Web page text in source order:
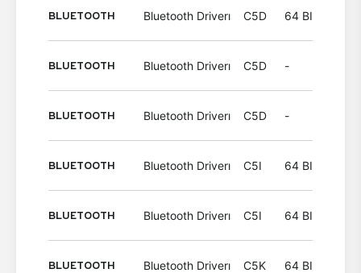
BLUETOOTH Bluetooth Driverı C5D 64 BIT
BLUETOOTH Bluetooth Driverı C5D -
BLUETOOTH Bluetooth Driverı C5D -
BLUETOOTH Bluetooth Driverı C5I 64 BIT
BLUETOOTH Bluetooth Driverı C5I 64 BIT
BLUETOOTH Bluetooth Driverı C5K 64 BIT